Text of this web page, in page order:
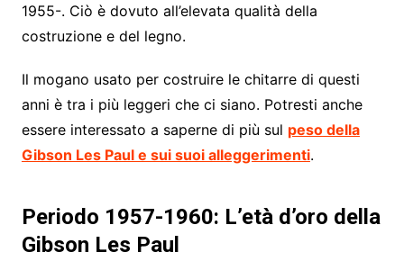
1955-. Ciò è dovuto all’elevata qualità della
costruzione e del legno.
Il mogano usato per costruire le chitarre di questi
anni è tra i più leggeri che ci siano. Potresti anche
essere interessato a saperne di più sul peso della
Gibson Les Paul e sui suoi alleggerimenti.
Periodo 1957-1960: L’età d’oro della
Gibson Les Paul